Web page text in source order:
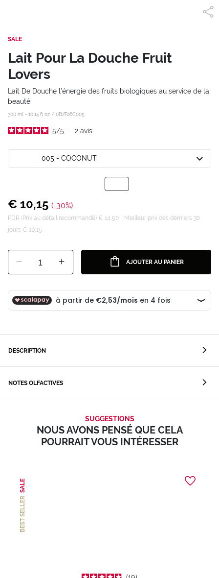
SALE
Lait Pour La Douche Fruit
Lovers
Lait De Douche l’énergie des fruits biologiques au service de la
beauté.
300 ml - 10.14 fl oz / 0B2T06C005
5/5 - 2 avis
005 - COCONUT
€ 10,15 (-30%)
PDR (Prix au détail recommandé) € 14,50
Meilleur prix des derniers 30
jours € 10,15
1 AJOUTER AU PANIER
DESCRIPTION
NOTES OLFACTIVES
SUGGESTIONS
NOUS AVONS PENSÉ QUE CELA
POURRAIT VOUS INTÉRESSER
BEST SELLER
SALE